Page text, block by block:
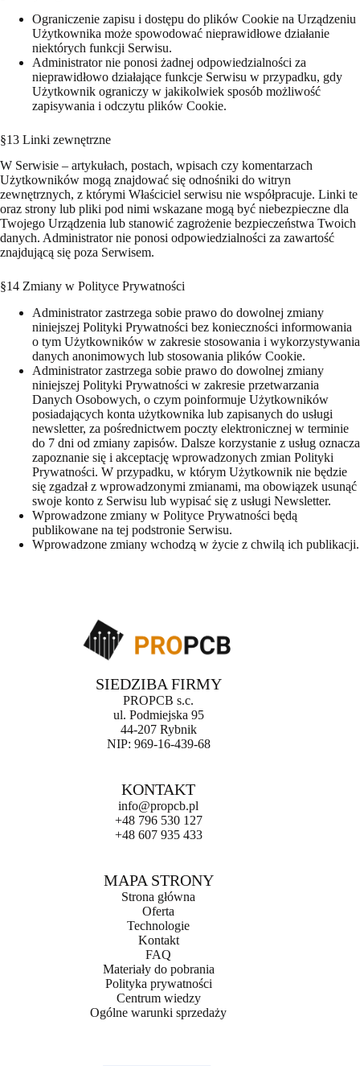
Ograniczenie zapisu i dostępu do plików Cookie na Urządzeniu
Użytkownika może spowodować nieprawidłowe działanie
niektórych funkcji Serwisu.
Administrator nie ponosi żadnej odpowiedzialności za
nieprawidłowo działające funkcje Serwisu w przypadku, gdy
Użytkownik ograniczy w jakikolwiek sposób możliwość
zapisywania i odczytu plików Cookie.
§13 Linki zewnętrzne
W Serwisie – artykułach, postach, wpisach czy komentarzach
Użytkowników mogą znajdować się odnośniki do witryn
zewnętrznych, z którymi Właściciel serwisu nie współpracuje. Linki te
oraz strony lub pliki pod nimi wskazane mogą być niebezpieczne dla
Twojego Urządzenia lub stanowić zagrożenie bezpieczeństwa Twoich
danych. Administrator nie ponosi odpowiedzialności za zawartość
znajdującą się poza Serwisem.
§14 Zmiany w Polityce Prywatności
Administrator zastrzega sobie prawo do dowolnej zmiany
niniejszej Polityki Prywatności bez konieczności informowania
o tym Użytkowników w zakresie stosowania i wykorzystywania
danych anonimowych lub stosowania plików Cookie.
Administrator zastrzega sobie prawo do dowolnej zmiany
niniejszej Polityki Prywatności w zakresie przetwarzania
Danych Osobowych, o czym poinformuje Użytkowników
posiadających konta użytkownika lub zapisanych do usługi
newsletter, za pośrednictwem poczty elektronicznej w terminie
do 7 dni od zmiany zapisów. Dalsze korzystanie z usług oznacza
zapoznanie się i akceptację wprowadzonych zmian Polityki
Prywatności. W przypadku, w którym Użytkownik nie będzie
się zgadzał z wprowadzonymi zmianami, ma obowiązek usunąć
swoje konto z Serwisu lub wypisać się z usługi Newsletter.
Wprowadzone zmiany w Polityce Prywatności będą
publikowane na tej podstronie Serwisu.
Wprowadzone zmiany wchodzą w życie z chwilą ich publikacji.
SIEDZIBA FIRMY
PROPCB s.c.
ul. Podmiejska 95
44-207 Rybnik
NIP: 969-16-439-68
KONTAKT
info@propcb.pl
+48 796 530 127
+48 607 935 433
MAPA STRONY
Strona główna
Oferta
Technologie
Kontakt
FAQ
Materiały do pobrania
Polityka prywatności
Centrum wiedzy
Ogólne warunki sprzedaży